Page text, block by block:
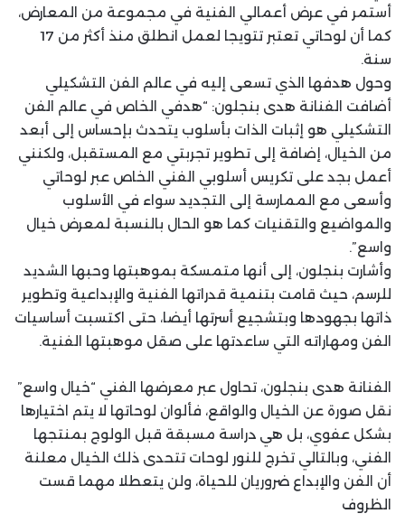
أستمر في عرض أعمالي الفنية في مجموعة من المعارض،
كما أن لوحاتي تعتبر تتويجا لعمل انطلق منذ أكثر من 17
سنة.
وحول هدفها الذي تسعى إليه في عالم الفن التشكيلي
أضافت الفنانة هدى بنجلون: “هدفي الخاص في عالم الفن
التشكيلي هو إثبات الذات بأسلوب يتحدث بإحساس إلى أبعد
من الخيال، إضافة إلى تطوير تجربتي مع المستقبل، ولكنني
أعمل بجد على تكريس أسلوبي الفني الخاص عبر لوحاتي
وأسعى مع الممارسة إلى التجديد سواء في الأسلوب
والمواضيع والتقنيات كما هو الحال بالنسبة لمعرض خيال
واسع”.
وأشارت بنجلون، إلى أنها متمسكة بموهبتها وحبها الشديد
للرسم، حيث قامت بتنمية قدراتها الفنية والإبداعية وتطوير
ذاتها بجهودها وبتشجيع أسرتها أيضا، حتى اكتسبت أساسيات
الفن ومهاراته التي ساعدتها على صقل موهبتها الفنية.
الفنانة هدى بنجلون، تحاول عبر معرضها الفني “خيال واسع”
نقل صورة عن الخيال والواقع، فألوان لوحاتها لا يتم اختيارها
بشكل عفوي، بل هي دراسة مسبقة قبل الولوج بمنتجها
الفني، وبالتالي تخرج للنور لوحات تتحدى ذلك الخيال معلنة
أن الفن والإبداع ضروريان للحياة، ولن يتعطلا مهما قست
الظروف